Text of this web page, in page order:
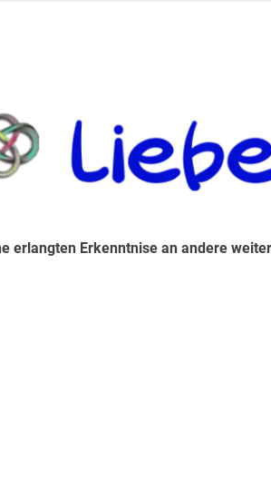
erlangten Erkenntnise an andere